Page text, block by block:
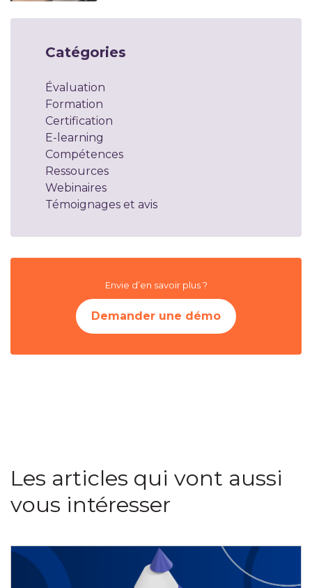
Catégories
Évaluation
Formation
Certification
E-learning
Compétences
Ressources
Webinaires
Témoignages et avis
Envie d’en savoir plus ?
Demander une démo
Les articles qui vont aussi
vous intéresser